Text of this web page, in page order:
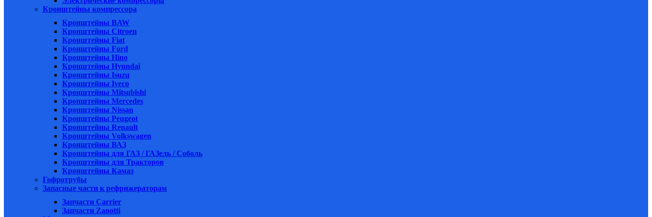
Кронштейны компрессора
Кронштейны BAW
Кронштейны Citroen
Кронштейны Fiat
Кронштейны Ford
Кронштейны Hino
Кронштейны Hyundai
Кронштейны Isuzu
Кронштейны Iveco
Кронштейны Mitsubishi
Кронштейны Mеrcedes
Кронштейны Nissan
Кронштейны Peugeot
Кронштейны Renault
Кронштейны Volkswagen
Кронштейны ВАЗ
Кронштейны для ГАЗ / ГАЗель / Соболь
Кронштейны для Тракторов
Кронштейны Камаз
Гофротрубы
Запасные части к рефрижераторам
Запчасти Carrier
Запчасти Zanotti